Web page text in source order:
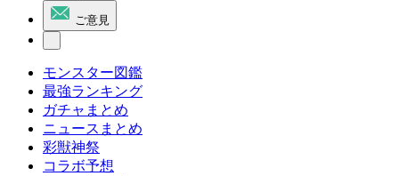
ご意見
モンスター図鑑
最強ランキング
ガチャまとめ
ニュースまとめ
彩獣神祭
コラボ予想